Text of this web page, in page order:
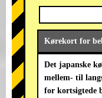
Kørekort for
Det japanske
mellem- til
for kortsigtede